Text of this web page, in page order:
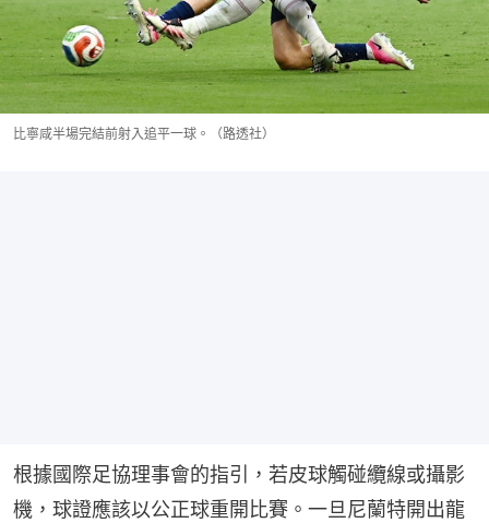
比寧咸半場完結前射入追平一球。（路透社）
根據國際足協理事會的指引，若皮球觸碰纜線或攝影
機，球證應該以公正球重開比賽。一旦尼蘭特開出龍